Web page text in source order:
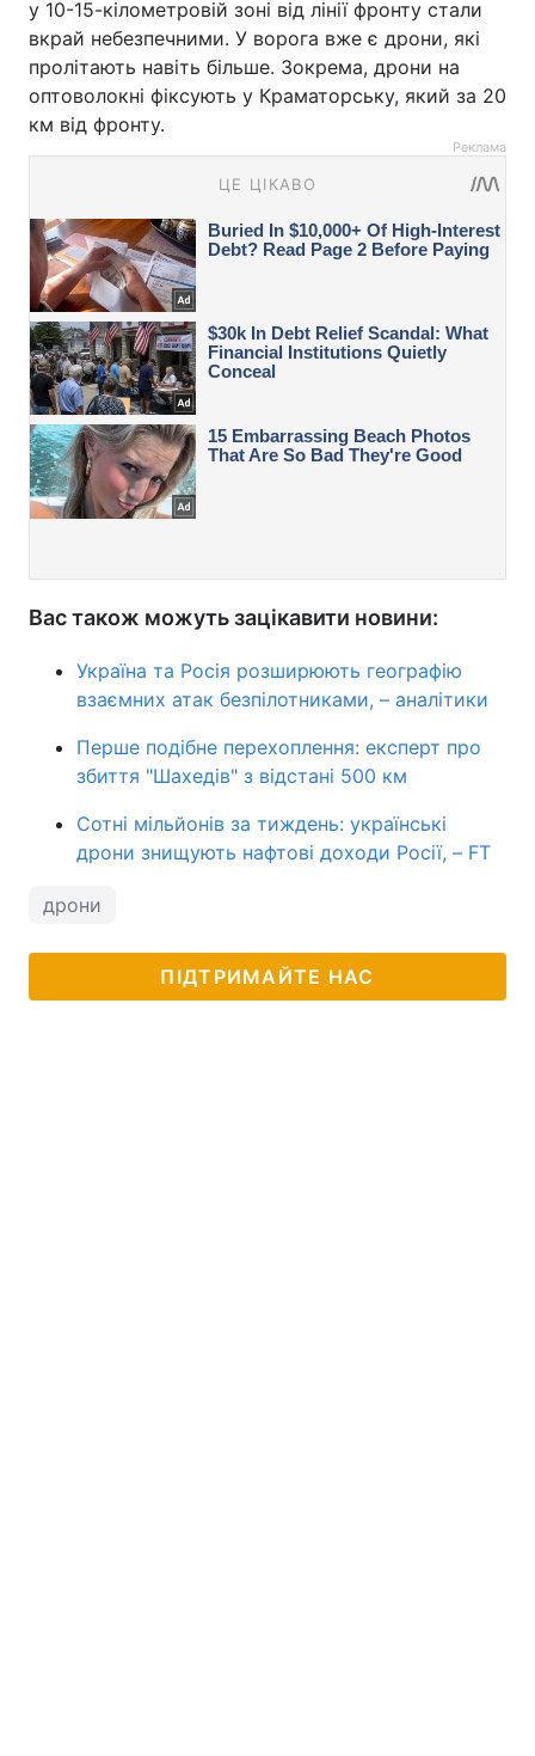
у 10-15-кілометровій зоні від лінії фронту стали
вкрай небезпечними. У ворога вже є дрони, які
пролітають навіть більше. Зокрема, дрони на
оптоволокні фіксують у Краматорську, який за 20
км від фронту.
Реклама
Вас також можуть зацікавити новини:
Україна та Росія розширюють географію
взаємних атак безпілотниками, – аналітики
Перше подібне перехоплення: експерт про
збиття "Шахедів" з відстані 500 км
Сотні мільйонів за тиждень: українські
дрони знищують нафтові доходи Росії, – FT
дрони
ПІДТРИМАЙТЕ НАС